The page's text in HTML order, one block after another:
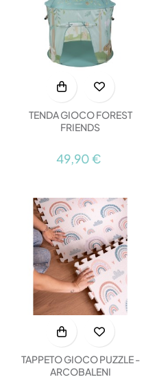
TENDA GIOCO FOREST
FRIENDS
49,90 €
TAPPETO GIOCO PUZZLE -
ARCOBALENI